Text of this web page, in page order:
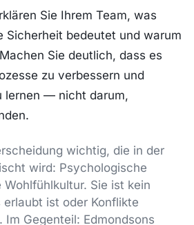
Sie Ihrem Team, was
Sicherheit bedeutet und warum
Sie deutlich, dass es
zu verbessern und
lernen — nicht darum,
wichtig, die in der
wird: Psychologische
Sie ist kein
erlaubt ist oder Konflikte
Gegenteil: Edmondsons